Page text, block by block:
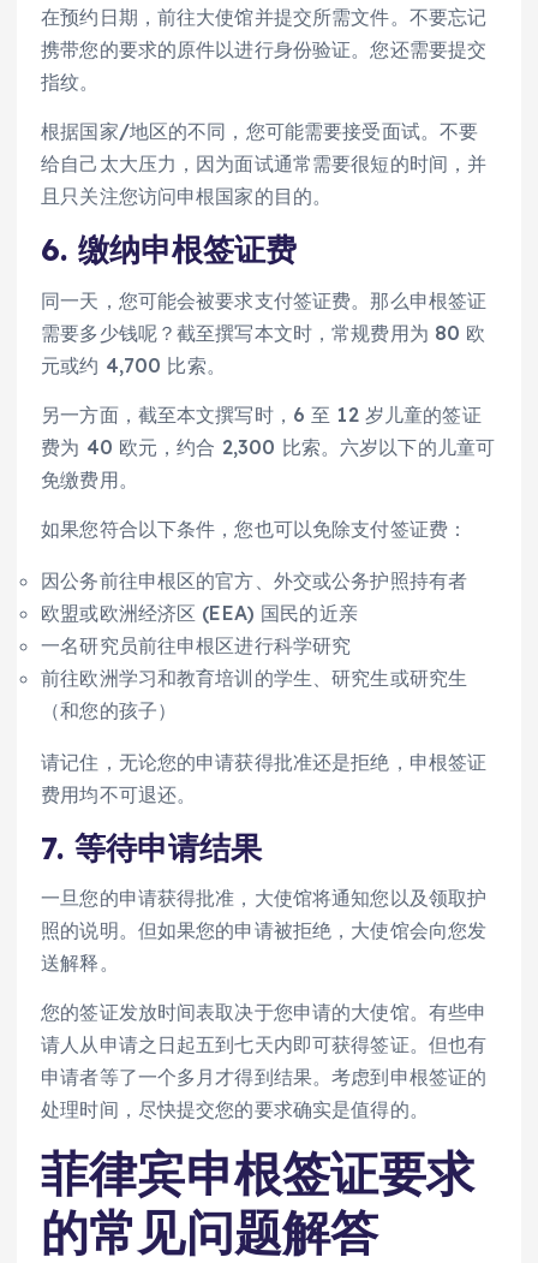
在预约日期，前往大使馆并提交所需文件。不要忘记
携带您的要求的原件以进行身份验证。您还需要提交
指纹。
根据国家/地区的不同，您可能需要接受面试。不要
给自己太大压力，因为面试通常需要很短的时间，并
且只关注您访问申根国家的目的。
6. 缴纳申根签证费
同一天，您可能会被要求支付签证费。那么申根签证
需要多少钱呢？截至撰写本文时，常规费用为 80 欧
元或约 4,700 比索。
另一方面，截至本文撰写时，6 至 12 岁儿童的签证
费为 40 欧元，约合 2,300 比索。六岁以下的儿童可
免缴费用。
如果您符合以下条件，您也可以免除支付签证费：
因公务前往申根区的官方、外交或公务护照持有者
欧盟或欧洲经济区 (EEA) 国民的近亲
一名研究员前往申根区进行科学研究
前往欧洲学习和教育培训的学生、研究生或研究生
（和您的孩子）
请记住，无论您的申请获得批准还是拒绝，申根签证
费用均不可退还。
7. 等待申请结果
一旦您的申请获得批准，大使馆将通知您以及领取护
照的说明。但如果您的申请被拒绝，大使馆会向您发
送解释。
您的签证发放时间表取决于您申请的大使馆。有些申
请人从申请之日起五到七天内即可获得签证。但也有
申请者等了一个多月才得到结果。考虑到申根签证的
处理时间，尽快提交您的要求确实是值得的。
菲律宾申根签证要求
的常见问题解答